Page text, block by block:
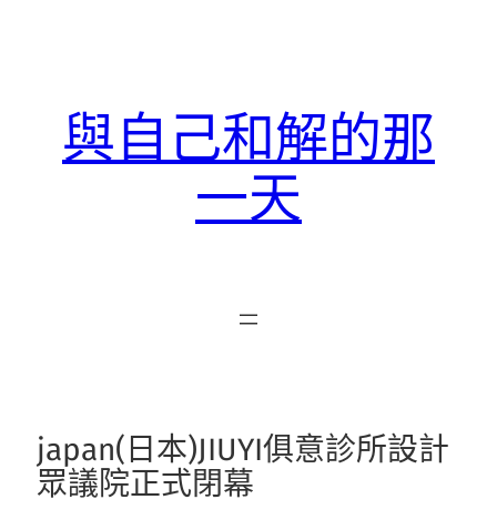
與自己和解的那
一天
japan(日本)JIUYI俱意診所設計
眾議院正式閉幕